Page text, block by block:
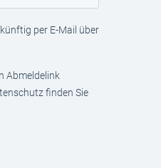
per E-Mail über
Abmeldelink
finden Sie